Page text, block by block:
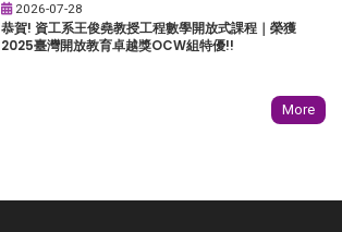
2026-07-28
恭賀! 資工系王俊堯教授工程數學開放式課程｜榮獲
2025臺灣開放教育卓越獎OCW組特優!!
More